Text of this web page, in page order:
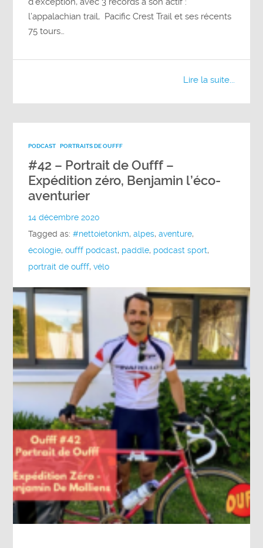
l’appalachian trail, Pacific Crest Trail et ses récents
75 tours…
Lire la suite...
PODCAST PORTRAITS DE OUFFF
#42 – Portrait de Oufff –
Expédition zéro, Benjamin l’éco-
aventurier
14 décembre 2020
Tagged as:#nettoietonkm,alpes,aventure,
écologie,oufff podcast, paddle, podcast sport,
portrait de oufff,vélo